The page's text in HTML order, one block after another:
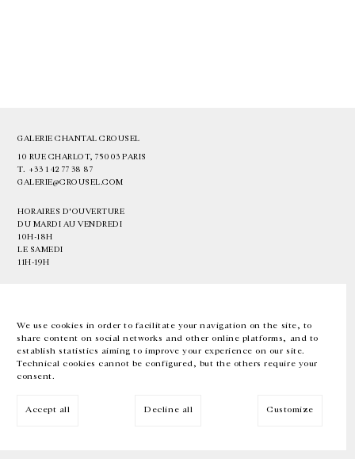
We use cookies in order to facilitate your navigation on the site, to
share content on social networks and other online platforms, and to
establish statistics aiming to improve your experience on our site.
Technical cookies cannot be configured, but the others require your
consent.
Accept all Decline all Customize
GALERIE CHANTAL CROUSEL
10 RUE CHARLOT, 75003 PARIS
T. +33 1 42 77 38 87
GALERIE@CROUSEL.COM
HORAIRES D'OUVERTURE
DU MARDI AU VENDREDI
10H-18H
LE SAMEDI
11H-19H
EN FR 中文 Facebook Instagram
Inscrivez-vous à notre newsletter